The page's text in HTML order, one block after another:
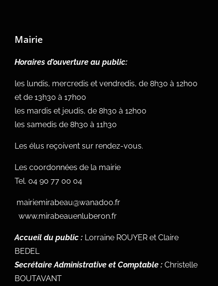
Mairie
Horaires d’ouverture au public:
les lundis, mercredis et vendredis, de 8h30 à 12h00
et de 13h30 à 17h00
les mardis et jeudis, de 8h30 à 12h00
les samedis de 8h30 à 11h30
Les élus reçoivent sur rendez-vous.
Les coordonnées de la mairie
Tel. 04 90 77 00 04
mairiemirabeau@wanadoo.fr
www.mirabeauenluberon.fr
Accueil du public : Lorraine ROUYER et Claire
BEDEL
Secrétaire Administrative et Comptable : Christelle
BOUTAVANT